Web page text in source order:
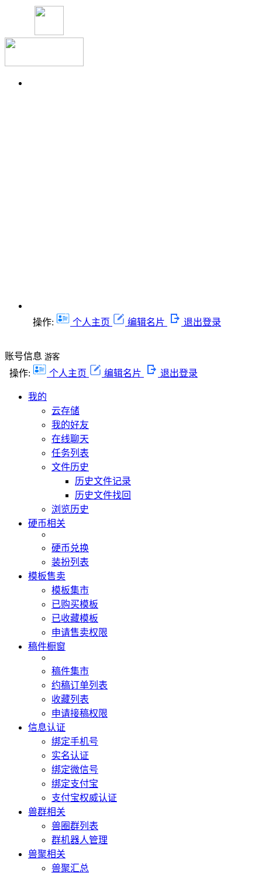
操作: 个人主页 编辑名片 退出登录
账号信息 游客
操作: 个人主页 编辑名片 退出登录
我的
云存储
我的好友
在线聊天
任务列表
文件历史
历史文件记录
历史文件找回
浏览历史
硬币相关
硬币兑换
装扮列表
模板售卖
模板集市
已购买模板
已收藏模板
申请售卖权限
稿件橱窗
稿件集市
约稿订单列表
收藏列表
申请接稿权限
信息认证
绑定手机号
实名认证
绑定微信号
绑定支付宝
支付宝权威认证
兽群相关
兽圈群列表
群机器人管理
兽聚相关
兽聚汇总